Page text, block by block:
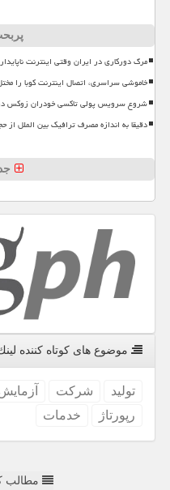
مرگ دورکاری در ایران وقتی اینترنت
خاموشی سراسری، اتصال اینترنت کوبا را
شروع سرویس پولی تاکسی خودران زوکس
دقیقا به اندازه مصرف ترافیک بین الملل
موضوع های كوتاه كننده
تولید شركت
رپورتاژ
خدمات
مطالب